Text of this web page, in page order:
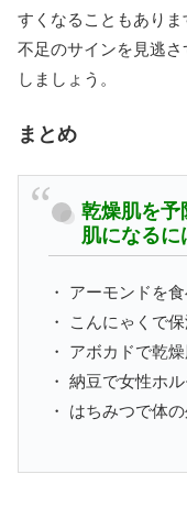
すくなることもあり
不足のサインを見逃
しましょう。
まとめ
乾燥肌を予
肌になるに
・ アーモンドを
・ こんにゃくで
・ アボカドで乾
・ 納豆で女性ホ
・ はちみつで体